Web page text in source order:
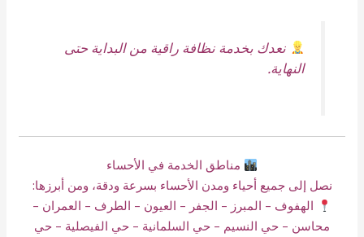
نعدك بخدمة نظافة راقية من البداية حتى
النهاية.
مناطق الخدمة في الأحساء
نصل إلى جميع أحياء ومدن الأحساء بسرعة ودقة، ومن أبرزها:
الهفوف – المبرز – الجفر – العيون – الطرف – العمران –
محاسن – حي النسيم – حي السلمانية – حي الفيصلية – حي